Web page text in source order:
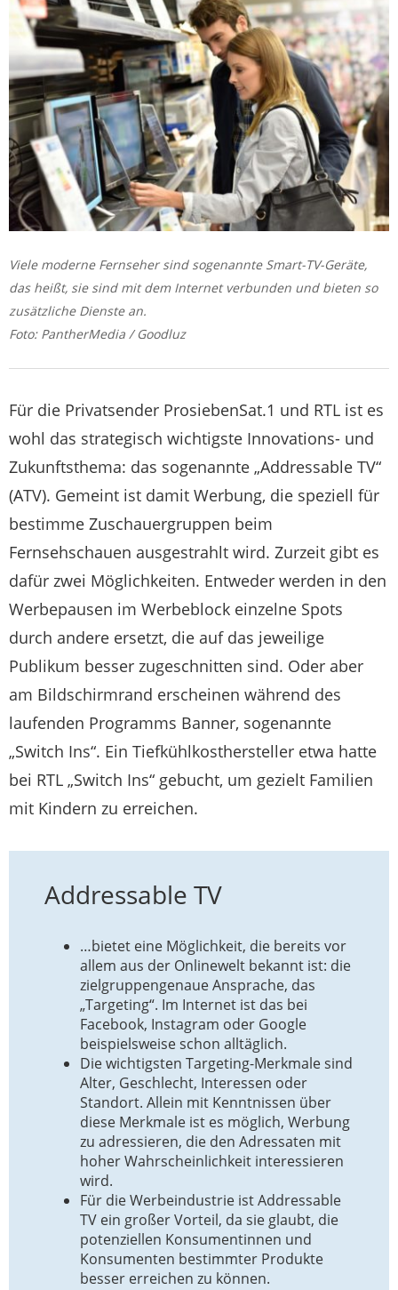
Viele moderne Fernseher sind sogenannte Smart-TV-Geräte,
das heißt, sie sind mit dem Internet verbunden und bieten so
zusätzliche Dienste an.
Foto: PantherMedia / Goodluz
Für die Privatsender ProsiebenSat.1 und RTL ist es
wohl das strategisch wichtigste Innovations- und
Zukunftsthema: das sogenannte „Addressable TV“
(ATV). Gemeint ist damit Werbung, die speziell für
bestimme Zuschauergruppen beim
Fernsehschauen ausgestrahlt wird. Zurzeit gibt es
dafür zwei Möglichkeiten. Entweder werden in den
Werbepausen im Werbeblock einzelne Spots
durch andere ersetzt, die auf das jeweilige
Publikum besser zugeschnitten sind. Oder aber
am Bildschirmrand erscheinen während des
laufenden Programms Banner, sogenannte
„Switch Ins“. Ein Tiefkühlkosthersteller etwa hatte
bei RTL „Switch Ins“ gebucht, um gezielt Familien
mit Kindern zu erreichen.
Addressable TV
…bietet eine Möglichkeit, die bereits vor
allem aus der Onlinewelt bekannt ist: die
zielgruppengenaue Ansprache, das
„Targeting“. Im Internet ist das bei
Facebook, Instagram oder Google
beispielsweise schon alltäglich.
Die wichtigsten Targeting-Merkmale sind
Alter, Geschlecht, Interessen oder
Standort. Allein mit Kenntnissen über
diese Merkmale ist es möglich, Werbung
zu adressieren, die den Adressaten mit
hoher Wahrscheinlichkeit interessieren
wird.
Für die Werbeindustrie ist Addressable
TV ein großer Vorteil, da sie glaubt, die
potenziellen Konsumentinnen und
Konsumenten bestimmter Produkte
besser erreichen zu können.